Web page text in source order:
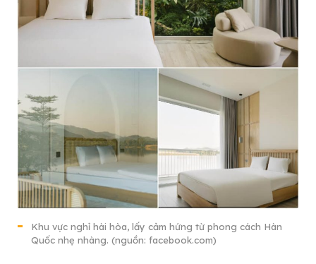
Khu vực nghỉ hài hòa, lấy cảm hứng từ phong cách Hàn
Quốc nhẹ nhàng. (nguồn: facebook.com)